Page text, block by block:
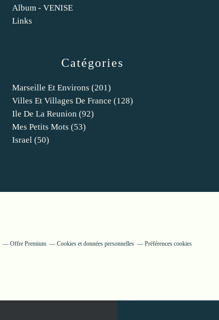
Catégories
Marseille Et Environs (201)
Villes Et Villages De France (128)
Ile De La Reunion (92)
Mes Petits Mots (53)
Israel (50)
Album - VENISE
Links
Offre Premium Cookies et données personnelles Préférences cookies